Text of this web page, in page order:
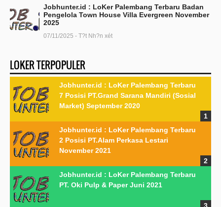
Jobhunter.id : LoKer Palembang Terbaru Badan
Pengelola Town House Villa Evergreen November
2025
07/11/2025 - T?t Nh?n xét
LOKER TERPOPULER
Jobhunter.id : LoKer Palembang Terbaru
7 Posisi PT.Grand Sarana Mandiri (Sosial
Market) September 2020
Jobhunter.id : LoKer Palembang Terbaru
2 Posisi PT.Alam Perkasa Lestari
November 2021
Jobhunter.id : LoKer Palembang Terbaru
PT. Oki Pulp & Paper Juni 2021